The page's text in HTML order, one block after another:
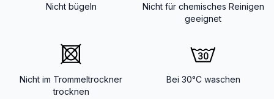
Nicht bügeln
Nicht für chemisches Reinigen
geeignet
Nicht im Trommeltrockner
trocknen
Bei 30°C waschen